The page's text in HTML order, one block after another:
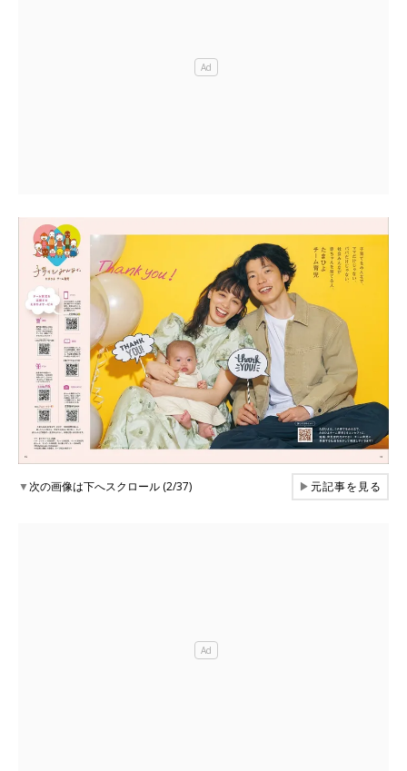
▼次の画像は下へスクロール (2/37) ▶元記事を見る